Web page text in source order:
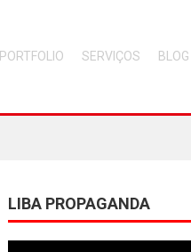
PORTFOLIO SERVIÇOS BLOG
LIBA PROPAGANDA